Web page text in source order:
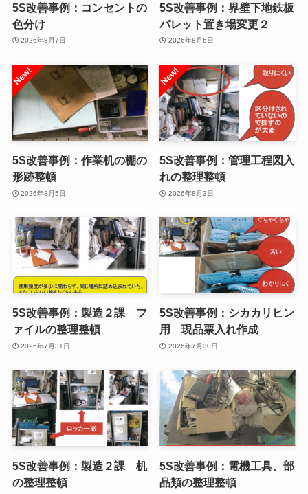
5S改善事例：コンセントの
色分け
2026年8月7日
5S改善事例：界壁下地鉄板
パレット置き場変更２
2026年8月6日
5S改善事例：作業机の棚の
形跡整頓
2026年8月5日
5S改善事例：管理工程図入
れの整理整頓
2026年8月3日
5S改善事例：製造２課 フ
ァイルの整理整頓
2026年7月31日
5S改善事例：シカカリヒン
用 現品票入れ作成
2026年7月30日
5S改善事例：製造２課 机
の整理整頓
5S改善事例：電機工具、部
品類の整理整頓